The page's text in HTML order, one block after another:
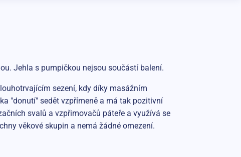
Jehla s pumpičkou nejsou součástí balení.
sezení, kdy díky masážním
"donutí" sedět vzpřímeně a má tak pozitivní
svalů a vzpřimovačů páteře a využívá se
věkové skupin a nemá žádné omezení.